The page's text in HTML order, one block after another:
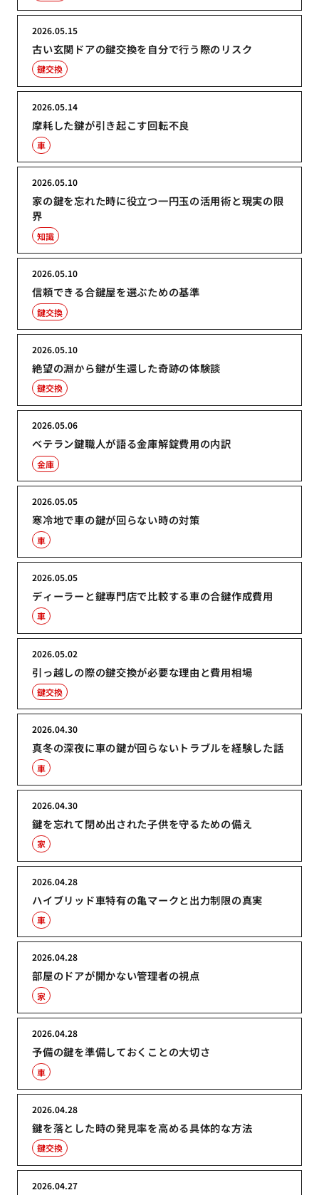
古い玄関ドアの鍵交換を自分で行う際のリスク
2026.05.15
鍵交換
摩耗した鍵が引き起こす回転不良
2026.05.14
車
家の鍵を忘れた時に役立つ一円玉の活用術と現実の限
界
2026.05.10
知識
信頼できる合鍵屋を選ぶための基準
2026.05.10
鍵交換
絶望の淵から鍵が生還した奇跡の体験談
2026.05.10
鍵交換
ベテラン鍵職人が語る金庫解錠費用の内訳
2026.05.06
金庫
寒冷地で車の鍵が回らない時の対策
2026.05.05
車
ディーラーと鍵専門店で比較する車の合鍵作成費用
2026.05.05
車
引っ越しの際の鍵交換が必要な理由と費用相場
2026.05.02
鍵交換
真冬の深夜に車の鍵が回らないトラブルを経験した話
2026.04.30
車
鍵を忘れて閉め出された子供を守るための備え
2026.04.30
家
ハイブリッド車特有の亀マークと出力制限の真実
2026.04.28
車
部屋のドアが開かない管理者の視点
2026.04.28
家
予備の鍵を準備しておくことの大切さ
2026.04.28
車
鍵を落とした時の発見率を高める具体的な方法
2026.04.28
鍵交換
2026.04.27